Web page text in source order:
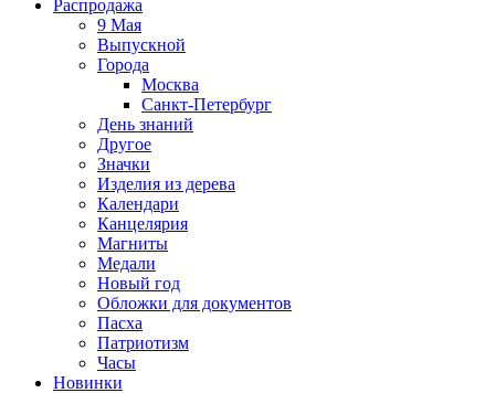
Распродажа
9 Мая
Выпускной
Города
Москва
Санкт-Петербург
День знаний
Другое
Значки
Изделия из дерева
Календари
Канцелярия
Магниты
Медали
Новый год
Обложки для документов
Пасха
Патриотизм
Часы
Новинки